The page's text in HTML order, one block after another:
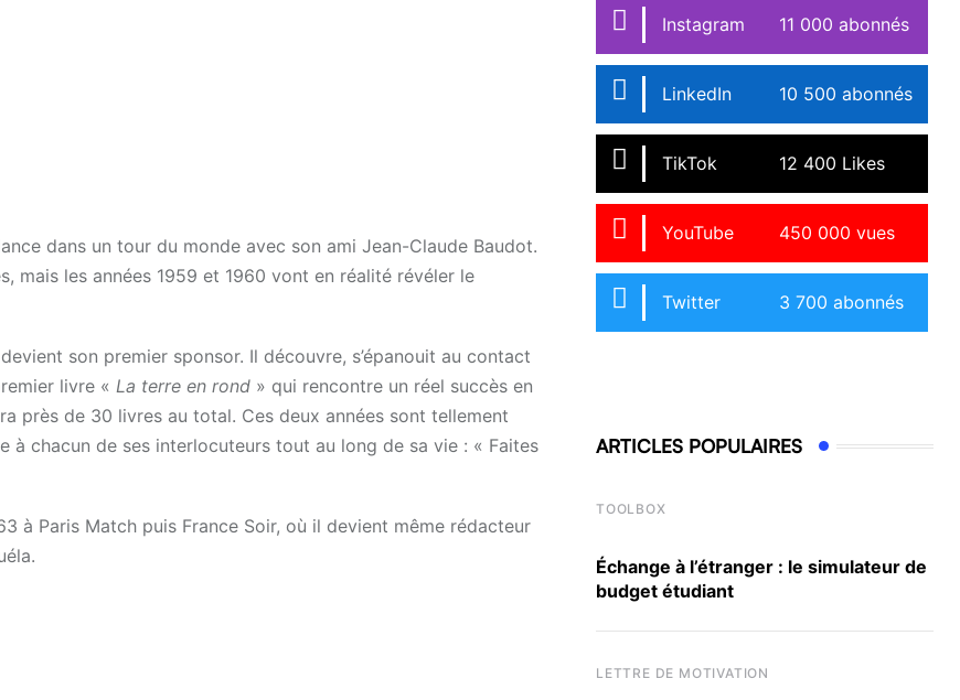
dans un tour du monde avec son ami Jean-Claude Baudot.
mais les années 1959 et 1960 vont en réalité révéler le
son premier sponsor. Il découvre, s’épanouit au contact
livre « La terre en rond » qui rencontre un réel succès en
près de 30 livres au total. Ces deux années sont tellement
à chacun de ses interlocuteurs tout au long de sa vie : « Faites
à Paris Match puis France Soir, où il devient même rédacteur
Instagram 11 000 abonnés
LinkedIn 10 500 abonnés
TikTok 12 400 Likes
YouTube 450 000 vues
Twitter 3 700 abonnés
ARTICLES POPULAIRES
TOOLBOX
Échange à l’étranger : le simulateur de
budget étudiant
LETTRE DE MOTIVATION